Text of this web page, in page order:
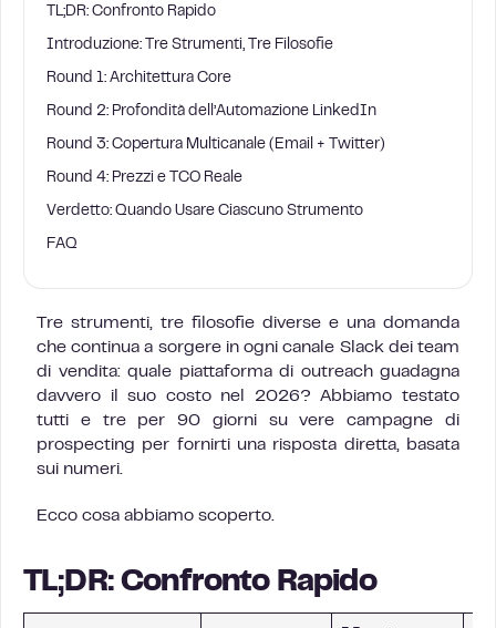
TL;DR: Confronto Rapido
Introduzione: Tre Strumenti, Tre Filosofie
Round 1: Architettura Core
Round 2: Profondità dell’Automazione LinkedIn
Round 3: Copertura Multicanale (Email + Twitter)
Round 4: Prezzi e TCO Reale
Verdetto: Quando Usare Ciascuno Strumento
FAQ
Tre strumenti, tre filosofie diverse e una domanda
che continua a sorgere in ogni canale Slack dei team
di vendita: quale piattaforma di outreach guadagna
davvero il suo costo nel 2026? Abbiamo testato
tutti e tre per 90 giorni su vere campagne di
prospecting per fornirti una risposta diretta, basata
sui numeri.
Ecco cosa abbiamo scoperto.
TL;DR: Confronto Rapido